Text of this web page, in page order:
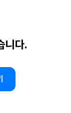
니다.